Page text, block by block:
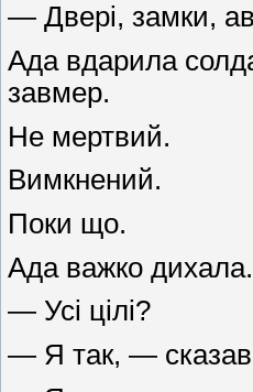
— Двері, замки,
Ада вдарила
завмер.
Не мертвий.
Вимкнений.
Поки що.
Ада важко дихала.
— Усі цілі?
— Я так, —